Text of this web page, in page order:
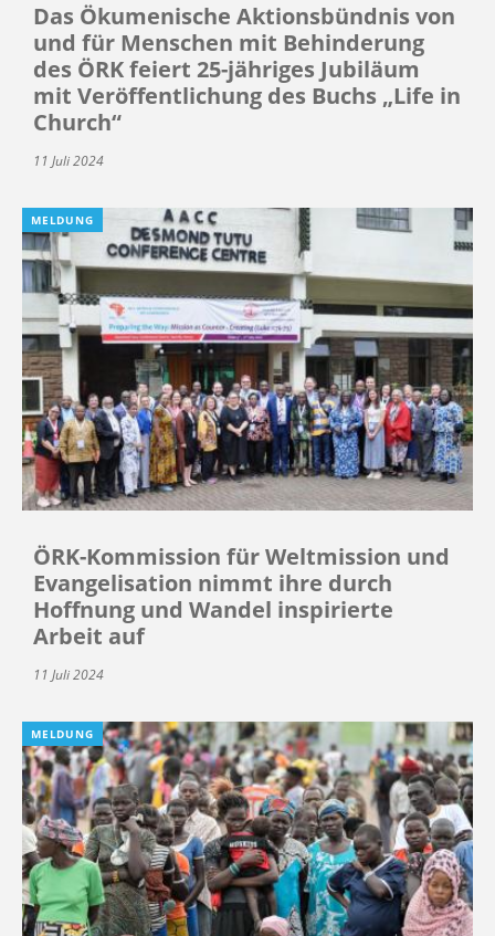
Das Ökumenische Aktionsbündnis von
und für Menschen mit Behinderung
des ÖRK feiert 25-jähriges Jubiläum
mit Veröffentlichung des Buchs „Life in
Church“
11 Juli 2024
MELDUNG
ÖRK-Kommission für Weltmission und
Evangelisation nimmt ihre durch
Hoffnung und Wandel inspirierte
Arbeit auf
11 Juli 2024
MELDUNG